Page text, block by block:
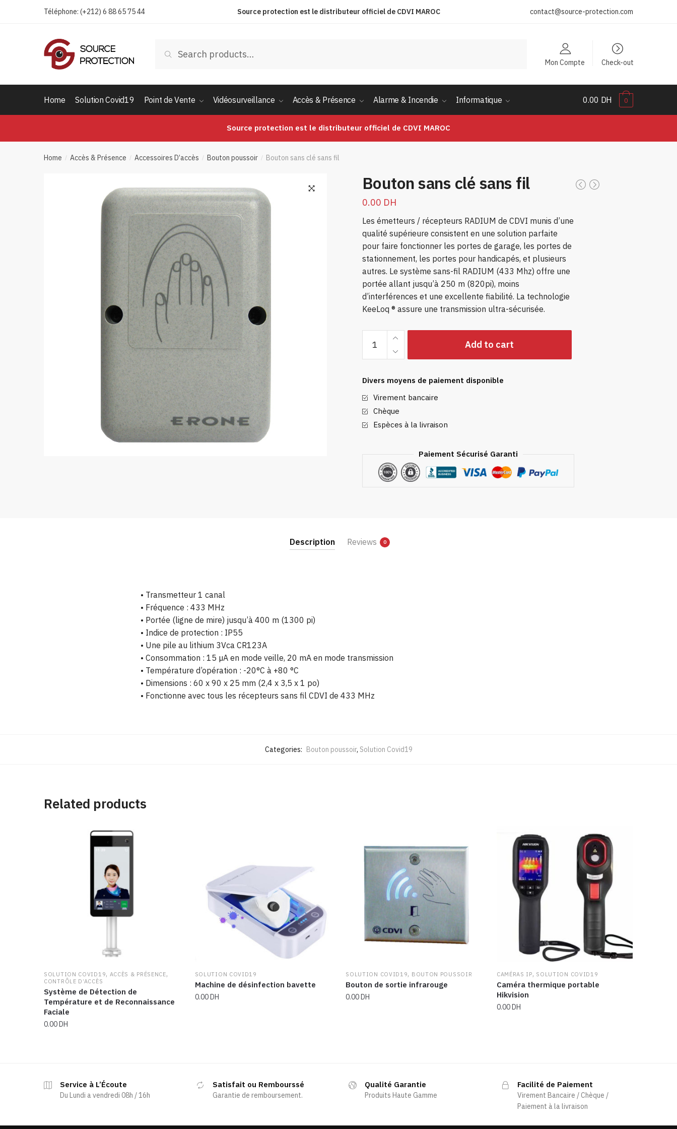
Téléphone: (+212) 6 88 65 75 44 Source protection est le distributeur officiel de CDVI MAROC contact@source-protection.com
for:
Search
Mon Compte Check-out
Home Solution Covid19 Point de Vente Vidéosurveillance Accès & Présence Alarme & Incendie Informatique 0.00 DH 0
Source protection est le distributeur officiel de CDVI MAROC
Home / Accès & Présence / Accessoires D’accès / Bouton poussoir / Bouton sans clé sans fil
Bouton sans clé sans fil
0.00 DH
Les émetteurs / récepteurs RADIUM de CDVI munis d’une
qualité supérieure consistent en une solution parfaite
pour faire fonctionner les portes de garage, les portes de
stationnement, les portes pour handicapés, et plusieurs
autres. Le système sans-fil RADIUM (433 Mhz) offre une
portée allant jusqu’à 250 m (820pi), moins
d’interférences et une excellente fiabilité. La technologie
KeeLoq ® assure une transmission ultra-sécurisée.
sans
clé
fil
quantity
Add to cart
Divers moyens de paiement disponible
Virement bancaire
Chèque
Espèces à la livraison
Paiement Sécurisé Garanti
Description Reviews 0
• Transmetteur 1 canal
• Fréquence : 433 MHz
• Portée (ligne de mire) jusqu’à 400 m (1300 pi)
• Indice de protection : IP55
• Une pile au lithium 3Vca CR123A
• Consommation : 15 µA en mode veille, 20 mA en mode transmission
• Température d’opération : -20°C à +80 °C
• Dimensions : 60 x 90 x 25 mm (2,4 x 3,5 x 1 po)
• Fonctionne avec tous les récepteurs sans fil CDVI de 433 MHz
Categories: Bouton poussoir, Solution Covid19
Related products
SOLUTION COVID19, ACCÈS & PRÉSENCE,
CONTRÔLE D’ACCÈS
Système de Détection de
Température et de Reconnaissance
Faciale
0.00DH
SOLUTION COVID19
Machine de désinfection bavette
0.00DH
SOLUTION COVID19, BOUTON POUSSOIR
Bouton de sortie infrarouge
0.00DH
CAMÉRAS IP, SOLUTION COVID19
Caméra thermique portable
Hikvision
0.00DH
Service à L’Écoute
Du Lundi a vendredi 08h / 16h
Satisfait ou Rembourssé
Garantie de remboursement.
Qualité Garantie
Produits Haute Gamme
Facilité de Paiement
Virement Bancaire / Chèque /
Paiement à la livraison